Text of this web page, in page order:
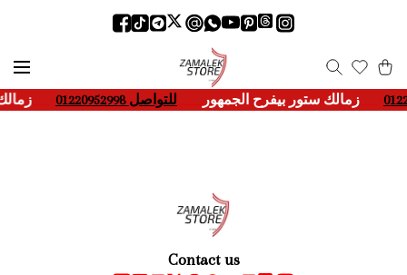
___- زمالك ستور بيفرح الجمهور ____للتواصل 01220952998 ___-
Contact us